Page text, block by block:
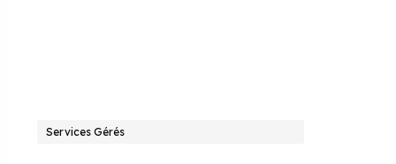
Services Gérés